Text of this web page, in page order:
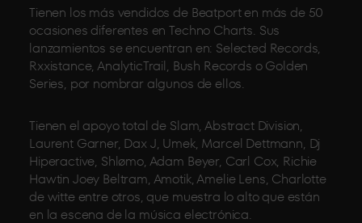
Tienen los más vendidos de Beatport en más de 50
ocasiones diferentes en Techno Charts. Sus
lanzamientos se encuentran en: Selected Records,
Rxxistance, AnalyticTrail, Bush Records o Golden
Series, por nombrar algunos de ellos.
Tienen el apoyo total de Slam, Abstract Division,
Laurent Garner, Dax J, Umek, Marcel Dettmann, Dj
Hiperactive, Shlømo, Adam Beyer, Carl Cox, Richie
Hawtin Joey Beltram, Amotik, Amelie Lens, Charlotte
de witte entre otros, que muestra lo alto que están
en la escena de la música electrónica.